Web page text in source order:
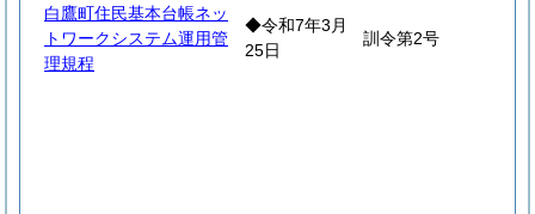
白鷹町住民基本台帳ネッ
トワークシステム運用管
理規程
◆令和7年3月
25日
訓令第2号